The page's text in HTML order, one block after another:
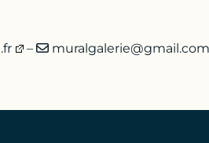
– muralgalerie@gmail.com